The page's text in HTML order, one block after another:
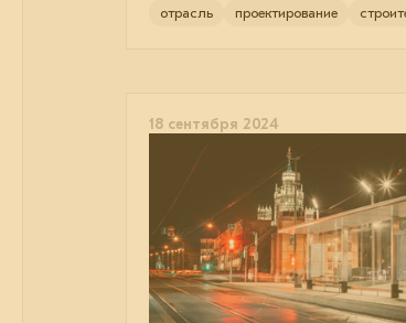
отрасль проектирование
18 сентября 2024